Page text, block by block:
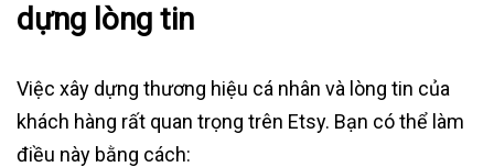
dựng lòng tin
Việc xây dựng thương hiệu cá nhân và lòng tin của
khách hàng rất quan trọng trên Etsy. Bạn có thể làm
điều này bằng cách: